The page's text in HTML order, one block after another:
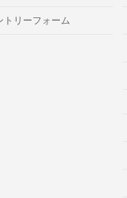
トリーフォーム